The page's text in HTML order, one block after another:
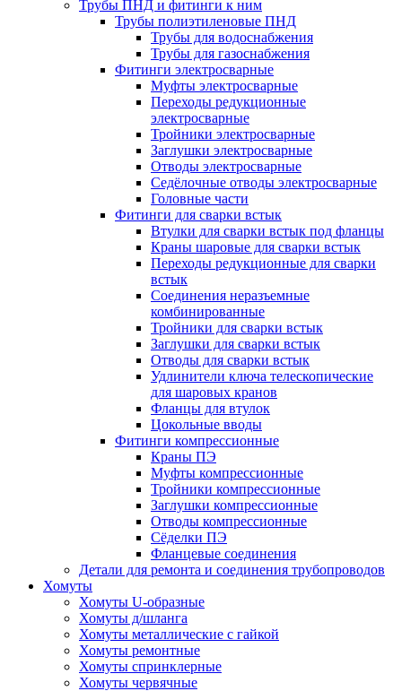
Трубы ПНД и фитинги к ним
Трубы полиэтиленовые ПНД
Трубы для водоснабжения
Трубы для газоснабжения
Фитинги электросварные
Муфты электросварные
Переходы редукционные
электросварные
Тройники электросварные
Заглушки электросварные
Отводы электросварные
Седёлочные отводы электросварные
Головные части
Фитинги для сварки встык
Втулки для сварки встык под фланцы
Краны шаровые для сварки встык
Переходы редукционные для сварки
встык
Соединения неразъемные
комбинированные
Тройники для сварки встык
Заглушки для сварки встык
Отводы для сварки встык
Удлинители ключа телескопические
для шаровых кранов
Фланцы для втулок
Цокольные вводы
Фитинги компрессионные
Краны ПЭ
Муфты компрессионные
Тройники компрессионные
Заглушки компрессионные
Отводы компрессионные
Сёделки ПЭ
Фланцевые соединения
Детали для ремонта и соединения трубопроводов
Хомуты
Хомуты U-образные
Хомуты д/шланга
Хомуты металлические с гайкой
Хомуты ремонтные
Хомуты спринклерные
Хомуты червячные